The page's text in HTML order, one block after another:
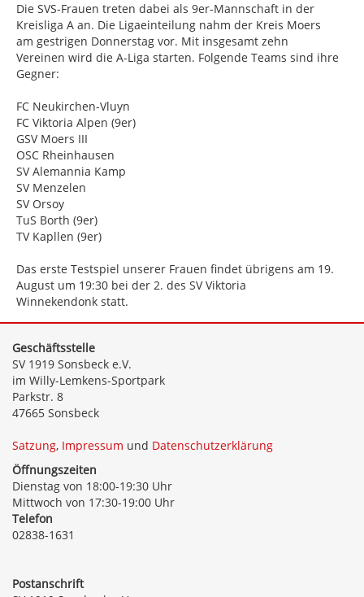
Die SVS-Frauen treten dabei als 9er-Mannschaft in der
Kreisliga A an. Die Ligaeinteilung nahm der Kreis Moers
am gestrigen Donnerstag vor. Mit insgesamt zehn
Vereinen wird die A-Liga starten. Folgende Teams sind ihre
Gegner:
FC Neukirchen-Vluyn
FC Viktoria Alpen (9er)
GSV Moers III
OSC Rheinhausen
SV Alemannia Kamp
SV Menzelen
SV Orsoy
TuS Borth (9er)
TV Kapllen (9er)
Das erste Testspiel unserer Frauen findet übrigens am 19.
August um 19:30 bei der 2. des SV Viktoria
Winnekendonk statt.
Geschäftsstelle
SV 1919 Sonsbeck e.V.
im Willy-Lemkens-Sportpark
Parkstr. 8
47665 Sonsbeck
Satzung, Impressum und Datenschutzerklärung
Öffnungszeiten
Dienstag von 18:00-19:30 Uhr
Mittwoch von 17:30-19:00 Uhr
Telefon
02838-1631
Postanschrift